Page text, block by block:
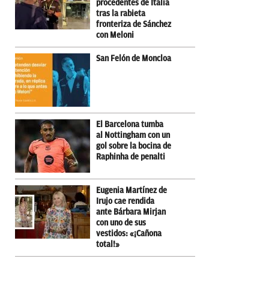
procedentes de Italia
tras la rabieta
fronteriza de Sánchez
con Meloni
San Felón de Moncloa
El Barcelona tumba
al Nottingham con un
gol sobre la bocina de
Raphinha de penalti
Eugenia Martínez de
Irujo cae rendida
ante Bárbara Mirjan
con uno de sus
vestidos: «¡Cañona
total!»